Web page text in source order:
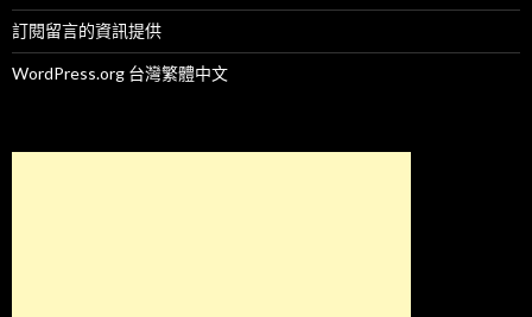
訂閱留言的資訊提供
WordPress.org 台灣繁體中文